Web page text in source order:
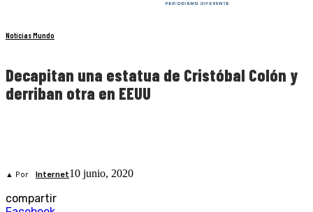
Noticias Mundo
Decapitan una estatua de Cristóbal Colón y
derriban otra en EEUU
▲ Por Internet10 junio, 2020
compartir